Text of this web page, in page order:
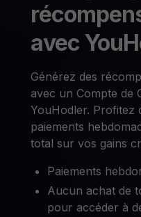
avec
Générez des
avec un Compte de
YouHodler. Profitez
paiements
total sur vos gains
Paiements
Aucun achat de
pour accéder à